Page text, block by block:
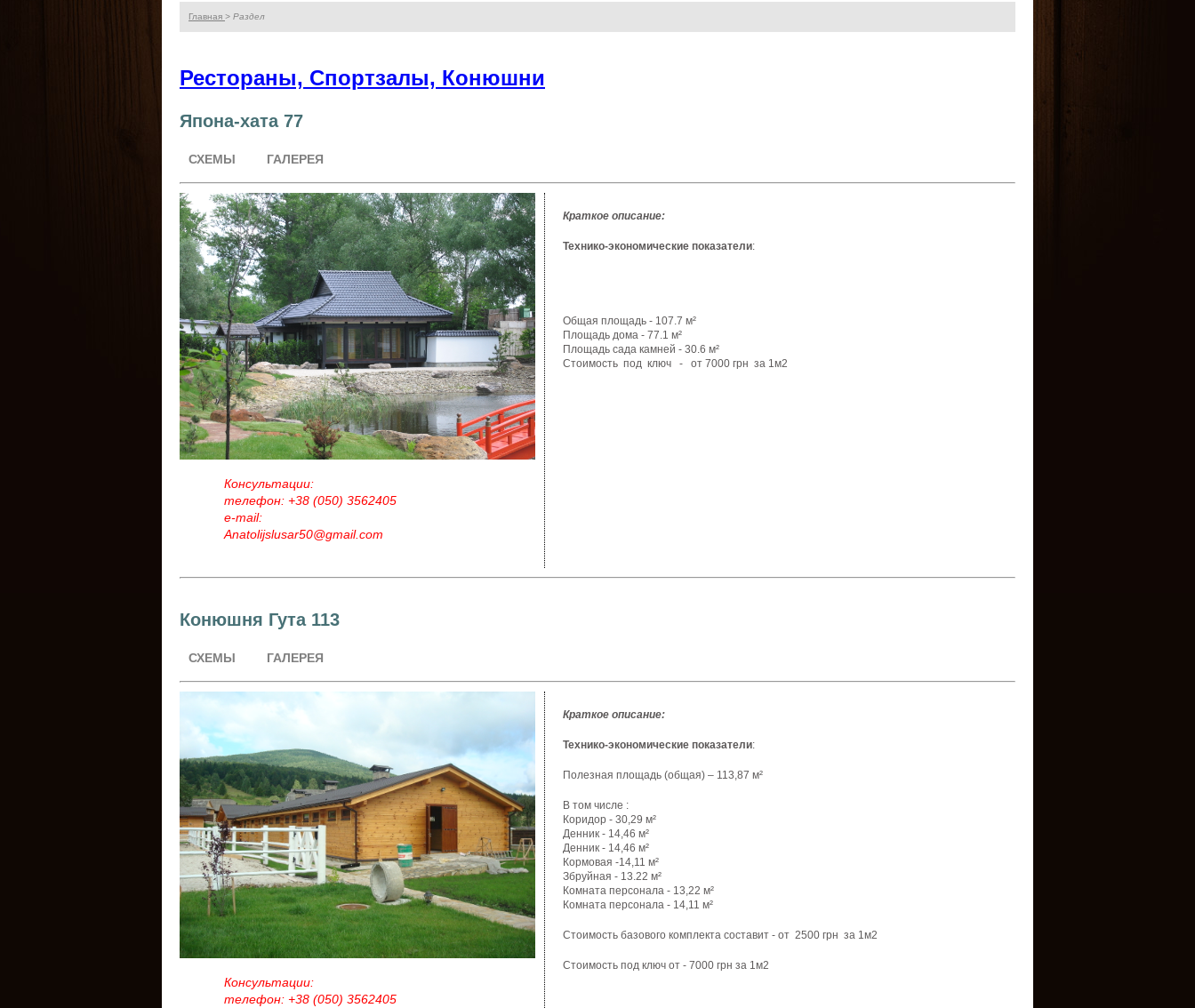
Главная > Раздел
Рестораны, Спортзалы, Конюшни
Япона-хата 77
СХЕМЫ ГАЛЕРЕЯ
Консультации:
телефон: +38 (050) 3562405
e-mail:
Anatolijslusar50@gmail.com
Краткое описание:
Технико-экономические показатели:
Общая площадь - 107.7 м²
Площадь дома - 77.1 м²
Площадь сада камней - 30.6 м²
Стоимость под ключ - от 7000 грн за 1м2
Конюшня Гута 113
СХЕМЫ ГАЛЕРЕЯ
Консультации:
телефон: +38 (050) 3562405
Краткое описание:
Технико-экономические показатели:
Полезная площадь (общая) – 113,87 м²
В том числе :
Коридор - 30,29 м²
Денник - 14,46 м²
Денник - 14,46 м²
Кормовая -14,11 м²
Збруйная - 13.22 м²
Комната персонала - 13,22 м²
Комната персонала - 14,11 м²
Стоимость базового комплекта составит - от 2500 грн за 1м2
Стоимость под ключ от - 7000 грн за 1м2